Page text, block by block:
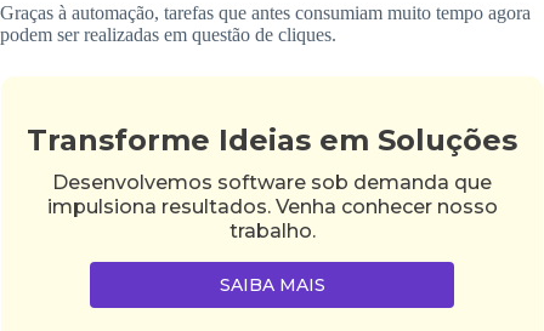
Graças à automação, tarefas que antes consumiam muito tempo agora
podem ser realizadas em questão de cliques.
Transforme Ideias em Soluções
Desenvolvemos software sob demanda que
impulsiona resultados. Venha conhecer nosso
trabalho.
SAIBA MAIS